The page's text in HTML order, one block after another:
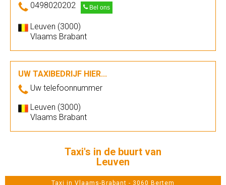
0498020202
Bel ons
Leuven (3000)
Vlaams Brabant
UW TAXIBEDRIJF HIER...
Uw telefoonnummer
Leuven (3000)
Vlaams Brabant
Taxi's in de buurt van
Leuven
Taxi in Vlaams-Brabant - 3060 Bertem